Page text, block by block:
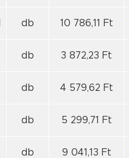
db 10 786,11 Ft
db 3 872,23 Ft
db 4 579,62 Ft
db 5 299,71 Ft
db 9 041,13 Ft